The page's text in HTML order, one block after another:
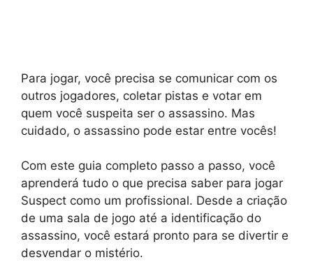
Para jogar, você precisa se comunicar com os
outros jogadores, coletar pistas e votar em
quem você suspeita ser o assassino. Mas
cuidado, o assassino pode estar entre vocês!
Com este guia completo passo a passo, você
aprenderá tudo o que precisa saber para jogar
Suspect como um profissional. Desde a criação
de uma sala de jogo até a identificação do
assassino, você estará pronto para se divertir e
desvendar o mistério.